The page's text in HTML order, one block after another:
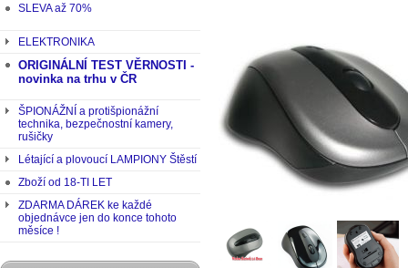
SLEVA až 70%
ELEKTRONIKA
ORIGINÁLNÍ TEST VĚRNOSTI -
novinka na trhu v ČR
ŠPIONÁŽNÍ a protišpionážní
technika, bezpečnostní kamery,
rušičky
Létající a plovoucí LAMPIONY Štěstí
Zboží od 18-TI LET
ZDARMA DÁREK ke každé
objednávce jen do konce tohoto
měsíce !